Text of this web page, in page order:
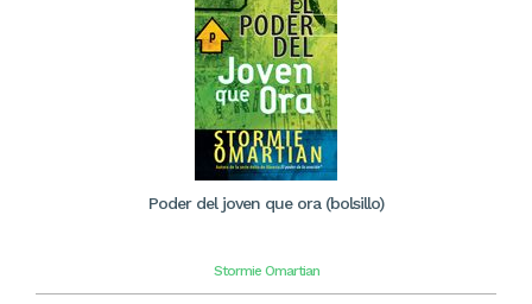
Poder del joven que ora (bolsillo)
Stormie Omartian